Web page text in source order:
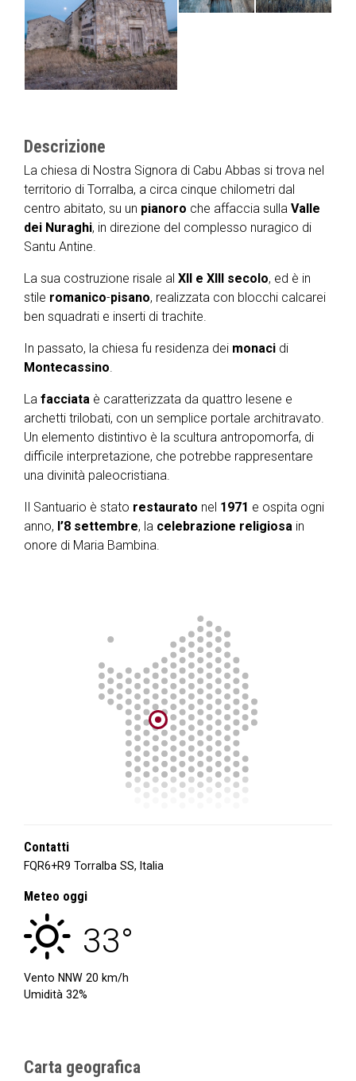
Descrizione
La chiesa di Nostra Signora di Cabu Abbas si trova nel
territorio di Torralba, a circa cinque chilometri dal
centro abitato, su un pianoro che affaccia sulla Valle
dei Nuraghi, in direzione del complesso nuragico di
Santu Antine.
La sua costruzione risale al XII e XIII secolo, ed è in
stile romanico-pisano, realizzata con blocchi calcarei
ben squadrati e inserti di trachite.
In passato, la chiesa fu residenza dei monaci di
Montecassino.
La facciata è caratterizzata da quattro lesene e
archetti trilobati, con un semplice portale architravato.
Un elemento distintivo è la scultura antropomorfa, di
difficile interpretazione, che potrebbe rappresentare
una divinità paleocristiana.
Il Santuario è stato restaurato nel 1971 e ospita ogni
anno, l’8 settembre, la celebrazione religiosa in
onore di Maria Bambina.
Contatti
FQR6+R9 Torralba SS, Italia
Meteo oggi
33°
Vento NNW 20 km/h
Umidità 32%
Carta geografica